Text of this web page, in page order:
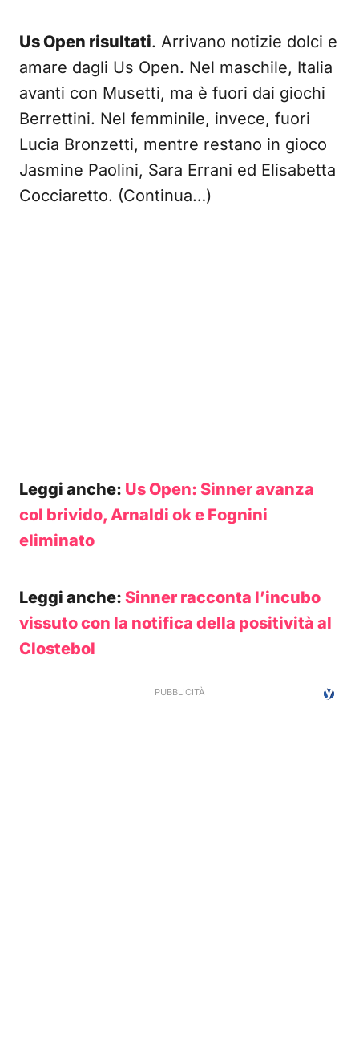
Us Open risultati. Arrivano notizie dolci e
amare dagli Us Open. Nel maschile, Italia
avanti con Musetti, ma è fuori dai giochi
Berrettini. Nel femminile, invece, fuori
Lucia Bronzetti, mentre restano in gioco
Jasmine Paolini, Sara Errani ed Elisabetta
Cocciaretto. (Continua…)
Leggi anche: Us Open: Sinner avanza
col brivido, Arnaldi ok e Fognini
eliminato
Leggi anche: Sinner racconta l’incubo
vissuto con la notifica della positività al
Clostebol